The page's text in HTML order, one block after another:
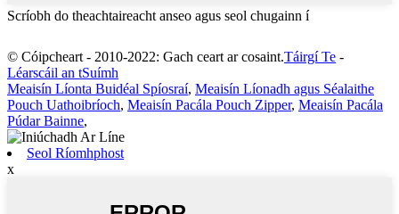
Scríobh do theachtaireacht anseo agus seol chugainn í
© Cóipcheart - 2010-2022: Gach ceart ar cosaint.Táirgí Te -
Léarscáil an tSuímh
Meaisín Líonta Buidéal Spíosraí, Meaisín Líonadh agus Séalaithe
Pouch Uathoibríoch, Meaisín Pacála Pouch Zipper, Meaisín Pacála
Púdar Bainne,
Seol Ríomhphost
x